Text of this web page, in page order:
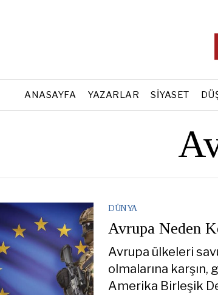
ANASAYFA YAZARLAR SIYASET
DÜNYA
Avrupa Neden
Avrupa ülkeleri
olmalarına
Amerika Birleşik